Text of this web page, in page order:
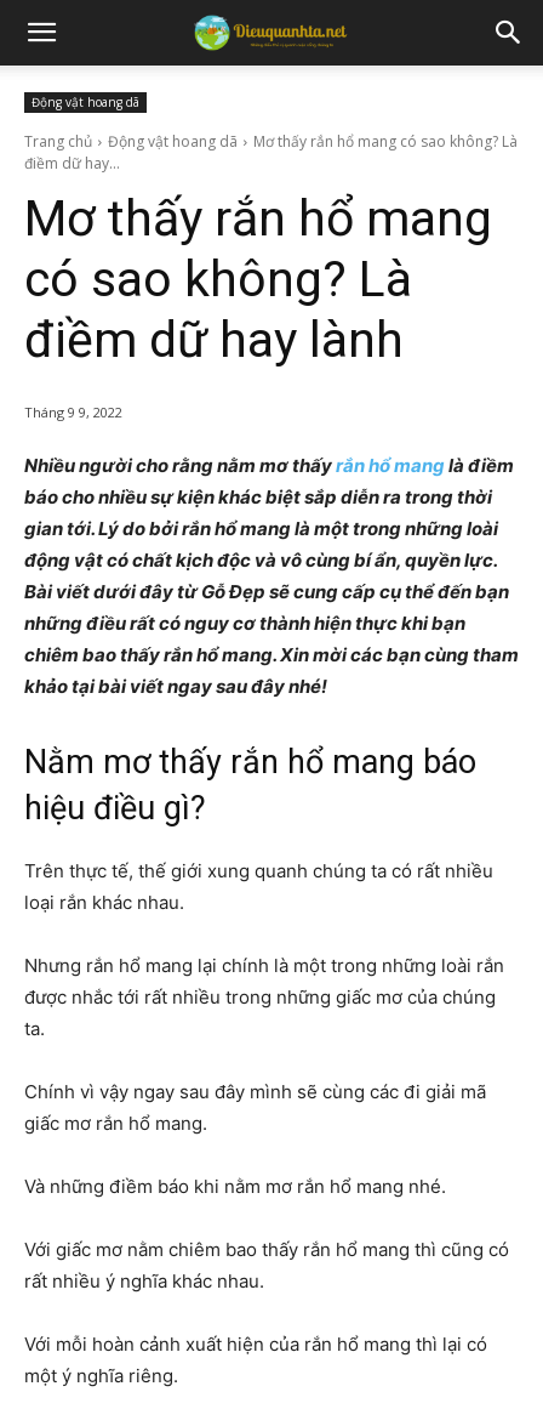
Động vật hoang dã
Trang chủ Động vật hoang dã
Mơ thấy rắn hổ mang có sao không? Là
điềm dữ hay...
Mơ thấy rắn hổ mang
có sao không? Là
điềm dữ hay lành
Tháng 9 9, 2022
Nhiều người cho rằng nằm mơ thấyrắn hổ manglà điềm
báo cho nhiều sự kiện khác biệt sắp diễn ra trong thời
gian tới. Lý do bởi rắn hổ mang là một trong những loài
động vật có chất kịch độc và vô cùng bí ẩn, quyền lực.
Bài viết dưới đây từ Gỗ Đẹp sẽ cung cấp cụ thể đến bạn
những điều rất có nguy cơ thành hiện thực khi bạn
chiêm bao thấy rắn hổ mang. Xin mời các bạn cùng tham
khảo tại bài viết ngay sau đây nhé!
Nằm mơ thấy rắn hổ mang báo
hiệu điều gì?
Trên thực tế, thế giới xung quanh chúng ta có rất nhiều
loại rắn khác nhau.
Nhưng rắn hổ mang lại chính là một trong những loài rắn
được nhắc tới rất nhiều trong những giấc mơ của chúng
ta.
Chính vì vậy ngay sau đây mình sẽ cùng các đi giải mã
giấc mơ rắn hổ mang.
Và những điềm báo khi nằm mơ rắn hổ mang nhé.
Với giấc mơ nằm chiêm bao thấy rắn hổ mang thì cũng có
rất nhiều ý nghĩa khác nhau.
Với mỗi hoàn cảnh xuất hiện của rắn hổ mang thì lại có
một ý nghĩa riêng.